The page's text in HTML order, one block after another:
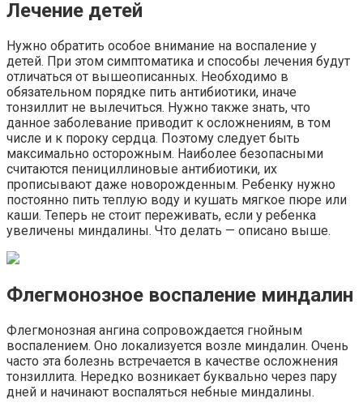
Лечение детей
Нужно обратить особое внимание на воспаление у
детей. При этом симптоматика и способы лечения будут
отличаться от вышеописанных. Необходимо в
обязательном порядке пить антибиотики, иначе
тонзиллит не вылечиться. Нужно также знать, что
данное заболевание приводит к осложнениям, в том
числе и к пороку сердца. Поэтому следует быть
максимально осторожным. Наиболее безопасными
считаются пенициллиновые антибиотики, их
прописывают даже новорожденным. Ребенку нужно
постоянно пить теплую воду и кушать мягкое пюре или
каши. Теперь не стоит переживать, если у ребенка
увеличены миндалины. Что делать — описано выше.
Флегмонозное воспаление миндалин
Флегмонозная ангина сопровождается гнойным
воспалением. Оно локализуется возле миндалин. Очень
часто эта болезнь встречается в качестве осложнения
тонзиллита. Нередко возникает буквально через пару
дней и начинают воспаляться небные миндалины.